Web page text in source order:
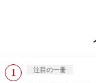
注目の一冊